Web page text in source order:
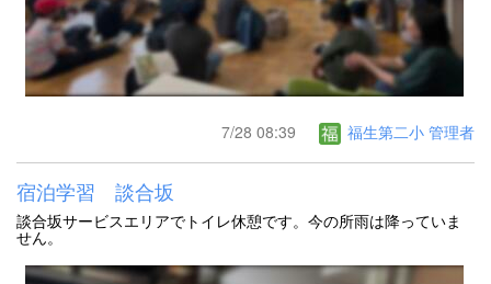
7/28 08:39 福生第二小 管理者
宿泊学習 談合坂
談合坂サービスエリアでトイレ休憩です。今の所雨は降っていま
せん。